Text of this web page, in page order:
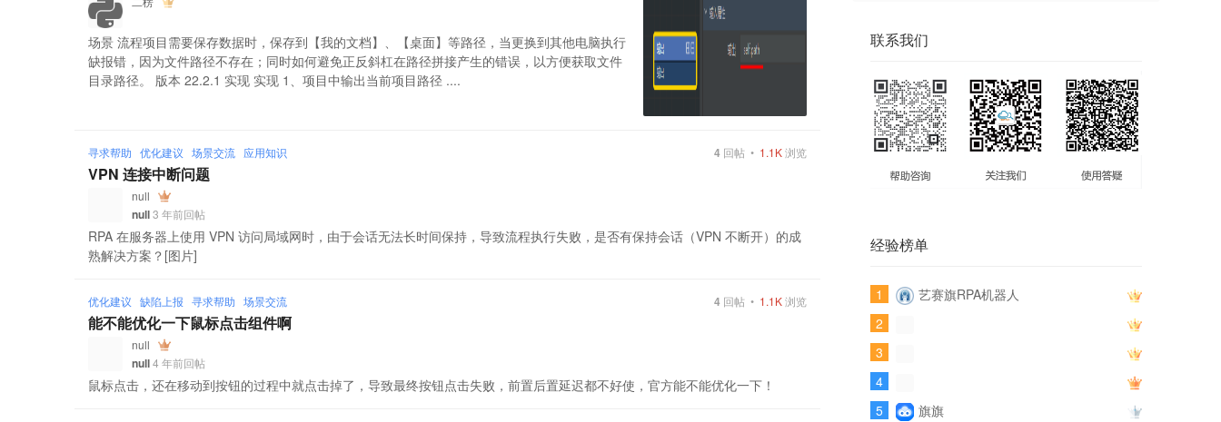
场景 流程项目需要保存数据时，保存到【我的文档】、【桌面】等路径，当更换到其他电脑执行
缺报错，因为文件路径不存在；同时如何避免正反斜杠在路径拼接产生的错误，以方便获取文件
目录路径。 版本 22.2.1 实现 实现 1、项目中输出当前项目路径 ....
寻求帮助 优化建议 场景交流 应用知识 4 回帖 • 1.1K浏览
VPN 连接中断问题
null
null3 年前回帖
RPA 在服务器上使用 VPN 访问局域网时，由于会话无法长时间保持，导致流程执行失败，是否有保持会话（VPN 不断开）的成
熟解决方案？[图片]
优化建议 缺陷上报 寻求帮助 场景交流 4 回帖 • 1.1K浏览
能不能优化一下鼠标点击组件啊
null
null4 年前回帖
鼠标点击，还在移动到按钮的过程中就点击掉了，导致最终按钮点击失败，前置后置延迟都不好使，官方能不能优化一下！
联系我们
经验榜单
1
艺赛旗RPA机器人
2
3
4
5
旗旗